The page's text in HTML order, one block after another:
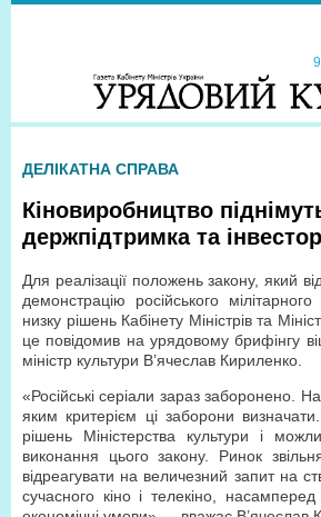
ДЕЛІКАТНА СПРАВА
Кіновиробництво
держпідтримка та
Для реалізації положень закону, який
демонстрацію російського
низку рішень Кабінету Міністрів та
це повідомив на урядовому брифінгу
міністр культури В’ячеслав Кириленко.
«Російські серіали зараз заборонено.
яким критерієм ці заборони
рішень Міністерства культури і
виконання цього закону. Ринок
відреагувати на величезний запит на
сучасного кіно і телекіно, насамперед